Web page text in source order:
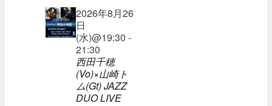
2026年8月26
日
(水)@19:30 -
21:30
西田千穂
(Vo)×山崎ト
ム(Gt) JAZZ
DUO LIVE